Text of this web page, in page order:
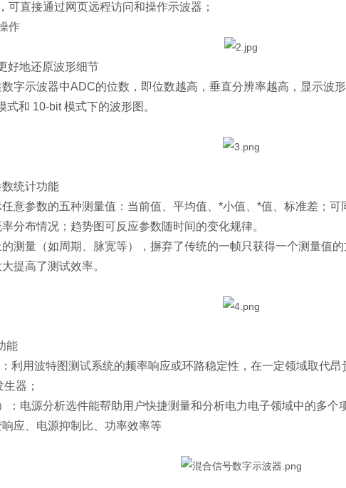
可直接通过网页远程访问和操作示波器；
作
好地还原波形细节
字示波器中ADC的位数，即位数越高，垂直分辨率越高，显示波形
式和 10-bit 模式下的波形图。
数统计功能
意参数的五种测量值：当前值、平均值、*小值、*值、标准差；
分布情况；趋势图可反应参数随时间的变化规律。
测量（如周期、脉宽等），摒弃了传统的一帧只获得一个测量值
提高了测试效率。
能
利用波特图测试系统的频率响应或环路稳定性，在一定领域取代
器；
：电源分析选件能帮助用户快捷测量和分析电力电子领域中的多
应、电源抑制比、功率效率等